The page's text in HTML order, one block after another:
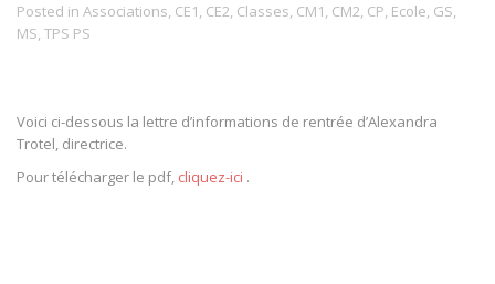
Posted in Associations, CE1, CE2, Classes, CM1, CM2, CP, Ecole, GS,
MS, TPS PS
Voici ci-dessous la lettre d’informations de rentrée d’Alexandra
Trotel, directrice.
Pour télécharger le pdf, cliquez-ici .